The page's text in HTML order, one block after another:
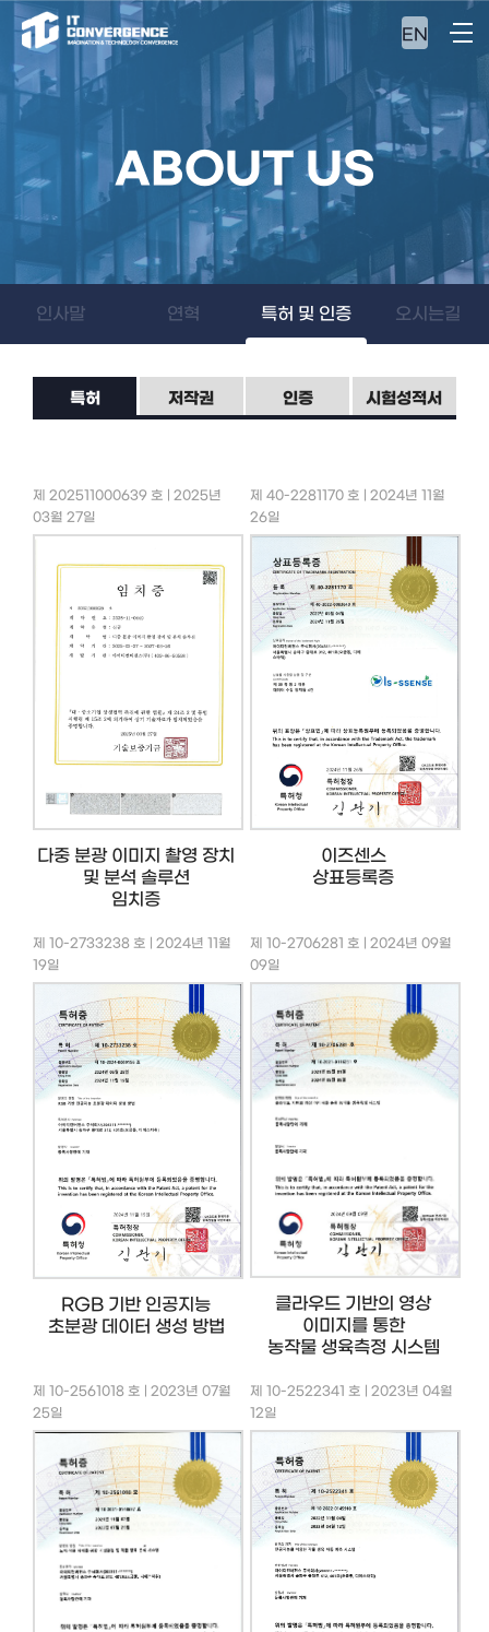
EN
ABOUT US
인사말 연혁 특허 및 인증 오시는길
특허 저작권 인증 시험성적서
제 202511000639 호 | 2025년
03월 27일
다중 분광 이미지 촬영 장치
및 분석 솔루션
임치증
제 40-2281170 호 | 2024년 11월
26일
이즈센스
상표등록증
제 10-2733238 호 | 2024년 11월
19일
RGB 기반 인공지능
초분광 데이터 생성 방법
제 10-2706281 호 | 2024년 09월
09일
클라우드 기반의 영상
이미지를 통한
농작물 생육측정 시스템
제 10-2561018 호 | 2023년 07월
25일
제 10-2522341 호 | 2023년 04월
12일